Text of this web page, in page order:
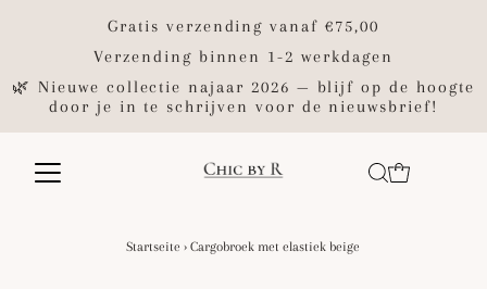
Gratis verzending vanaf €75,00
Verzending binnen 1-2 werkdagen
🌿 Nieuwe collectie najaar 2026 — blijf op de hoogte
door je in te schrijven voor de nieuwsbrief!
Startseite › Cargobroek met elastiek beige